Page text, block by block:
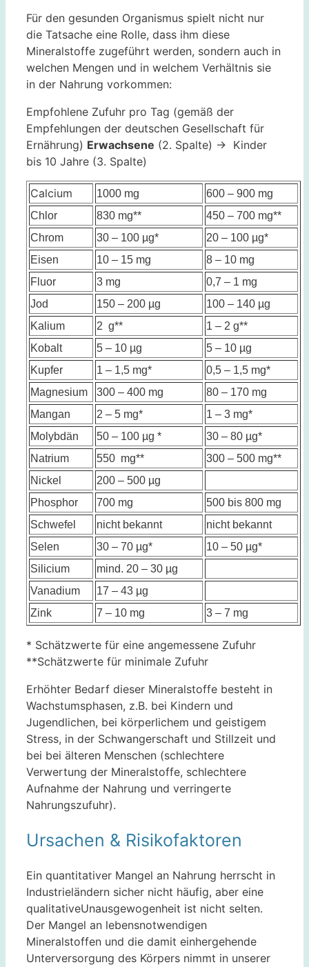
Für den gesunden Organismus spielt nicht nur
die Tatsache eine Rolle, dass ihm diese
Mineralstoffe zugeführt werden, sondern auch in
welchen Mengen und in welchem Verhältnis sie
in der Nahrung vorkommen:
Empfohlene Zufuhr pro Tag (gemäß der
Empfehlungen der deutschen Gesellschaft für
Ernährung) Erwachsene (2. Spalte) -> Kinder
bis 10 Jahre (3. Spalte)
Calcium 1000 mg
600 – 900 mg
Chlor
830 mg**
450 – 700 mg**
Chrom
30 – 100 µg*
20 – 100 µg*
Eisen
10 – 15 mg
8 – 10 mg
Fluor
3 mg
0,7 – 1 mg
Jod
150 – 200 µg
100 – 140 µg
Kalium
2 g**
1 – 2 g**
Kobalt
5 – 10 µg
5 – 10 µg
Kupfer
1 – 1,5 mg*
0,5 – 1,5 mg*
Magnesium
300 – 400 mg
80 – 170 mg
Mangan
2 – 5 mg*
1 – 3 mg*
Molybdän
50 – 100 µg *
30 – 80 µg*
Natrium
550 mg**
300 – 500 mg**
Nickel
200 – 500 µg
Phosphor
700 mg
500 bis 800 mg
Schwefel
nicht bekannt
nicht bekannt
Selen
30 – 70 µg*
10 – 50 µg*
Silicium
mind. 20 – 30 µg
Vanadium
17 – 43 µg
Zink
7 – 10 mg 3 – 7 mg
* Schätzwerte für eine angemessene Zufuhr
**Schätzwerte für minimale Zufuhr
Erhöhter Bedarf dieser Mineralstoffe besteht in
Wachstumsphasen, z.B. bei Kindern und
Jugendlichen, bei körperlichem und geistigem
Stress, in der Schwangerschaft und Stillzeit und
bei bei älteren Menschen (schlechtere
Verwertung der Mineralstoffe, schlechtere
Aufnahme der Nahrung und verringerte
Nahrungszufuhr).
Ursachen & Risikofaktoren
Ein quantitativer Mangel an Nahrung herrscht in
Industrieländern sicher nicht häufig, aber eine
qualitativeUnausgewogenheit ist nicht selten.
Der Mangel an lebensnotwendigen
Mineralstoffen und die damit einhergehende
Unterversorgung des Körpers nimmt in unserer